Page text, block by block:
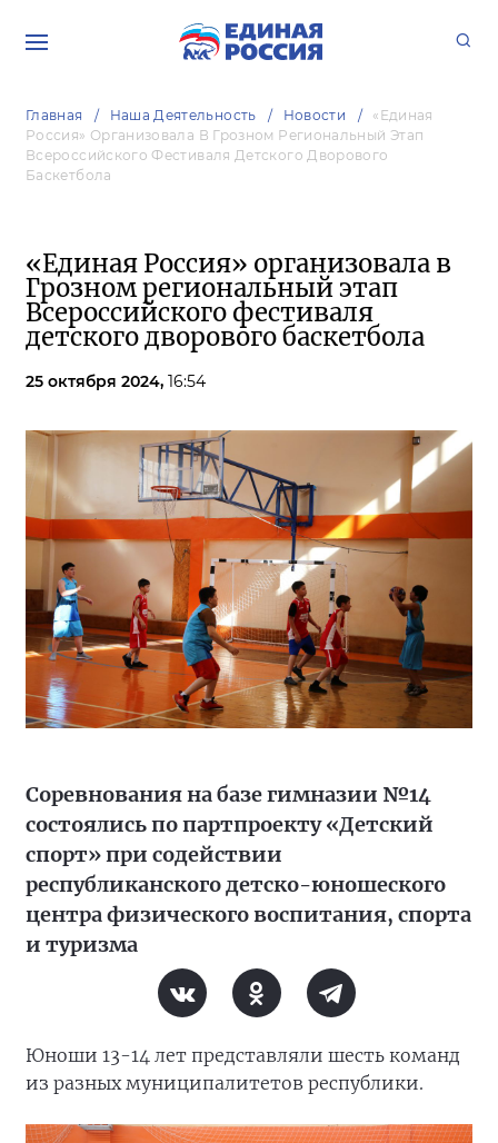
Главная Наша Деятельность Новости
«Единая
Россия» Организовала В Грозном Региональный Этап
Всероссийского Фестиваля Детского Дворового
Баскетбола
«Единая Россия» организовала в
Грозном региональный этап
Всероссийского фестиваля
детского дворового баскетбола
25 октября 2024, 16:54
Соревнования на базе гимназии №14
состоялись по партпроекту «Детский
спорт» при содействии
республиканского детско-юношеского
центра физического воспитания, спорта
и туризма
Юноши 13-14 лет представляли шесть команд
из разных муниципалитетов республики.